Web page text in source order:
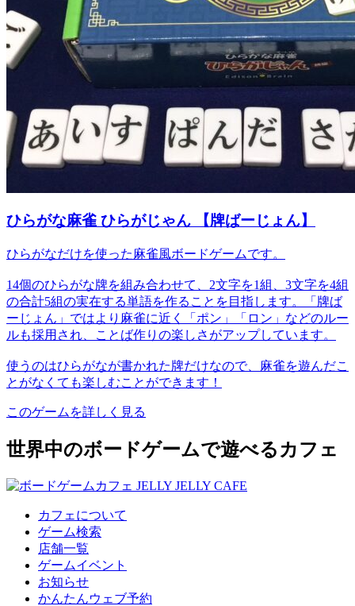
ひらがな麻雀 ひらがじゃん 【牌ばーじょん】
ひらがなだけを使った麻雀風ボードゲームです。
14個のひらがな牌を組み合わせて、2文字を1組、3文字を4組
の合計5組の実在する単語を作ることを目指します。「牌ば
ーじょん」ではより麻雀に近く「ポン」「ロン」などのルー
ルも採用され、ことば作りの楽しさがアップしています。
使うのはひらがなが書かれた牌だけなので、麻雀を遊んだこ
とがなくても楽しむことができます！
このゲームを詳しく見る
世界中のボードゲームで遊べるカフェ
カフェについて
ゲーム検索
店舗一覧
ゲームイベント
お知らせ
かんたんウェブ予約